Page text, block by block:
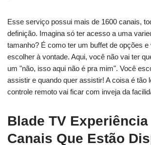
Esse serviço possui mais de 1600 canais,
definição. Imagina só ter acesso a uma
tamanho? É como ter um buffet de opções e
escolher à vontade. Aqui, você não vai ter
um "não, isso aqui não é pra mim". Você
assistir e quando quer assistir! A coisa é tão
controle remoto vai ficar com inveja da
Blade TV
Canais Que Estão